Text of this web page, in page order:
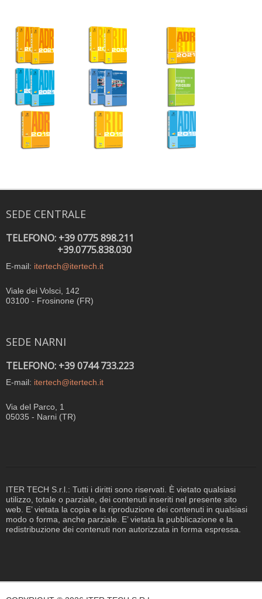
SEDE CENTRALE
TELEFONO: +39 0775 898.211
+39.0775.838.030
E-mail: itertech@itertech.it
Viale dei Volsci, 142
03100 - Frosinone (FR)
SEDE NARNI
TELEFONO: +39 0744 733.223
E-mail: itertech@itertech.it
Via del Parco, 1
05035 - Narni (TR)
ITER TECH S.r.l.: Tutti i diritti sono riservati. È vietato qualsiasi
utilizzo, totale o parziale, dei contenuti inseriti nel presente sito
web. E’ vietata la copia e la riproduzione dei contenuti in qualsiasi
modo o forma, anche parziale. E’ vietata la pubblicazione e la
redistribuzione dei contenuti non autorizzata in forma espressa.